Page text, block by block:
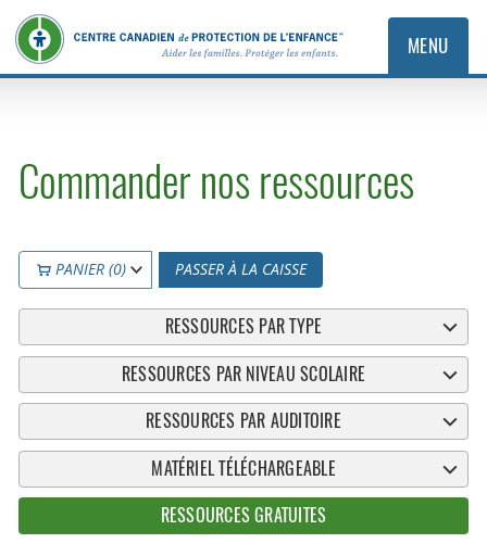
MENU
Commander nos ressources
PANIER (0) PASSER À LA CAISSE
RESSOURCES PAR TYPE
RESSOURCES PAR NIVEAU SCOLAIRE
RESSOURCES PAR AUDITOIRE
MATÉRIEL TÉLÉCHARGEABLE
RESSOURCES GRATUITES